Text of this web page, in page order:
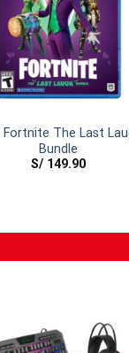
Fortnite The Last
Bundle
S/ 149.90